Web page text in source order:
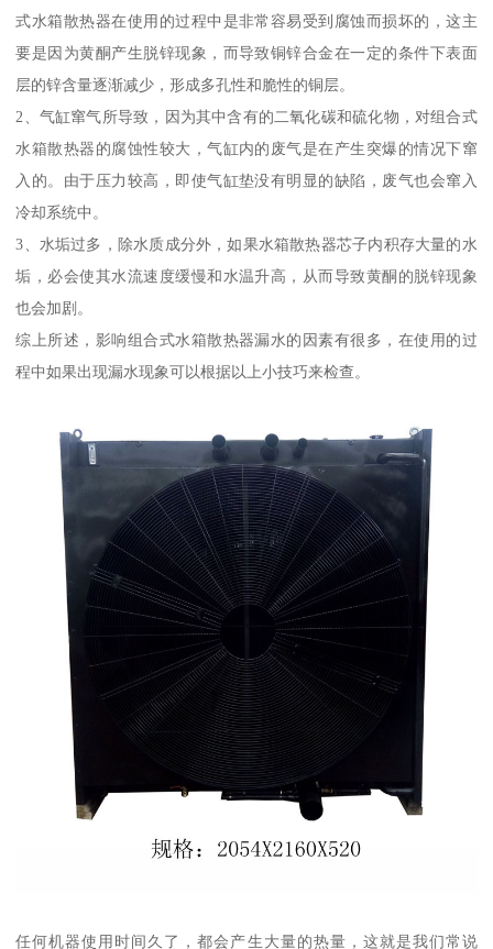
式水箱散热器在使用的过程中是非常容易受到腐蚀而损坏的，这主
要是因为黄酮产生脱锌现象，而导致铜锌合金在一定的条件下表面
层的锌含量逐渐减少，形成多孔性和脆性的铜层。
2、气缸窜气所导致，因为其中含有的二氧化碳和硫化物，对组合式
水箱散热器的腐蚀性较大，气缸内的废气是在产生突爆的情况下窜
入的。由于压力较高，即使气缸垫没有明显的缺陷，废气也会窜入
冷却系统中。
3、水垢过多，除水质成分外，如果水箱散热器芯子内积存大量的水
垢，必会使其水流速度缓慢和水温升高，从而导致黄酮的脱锌现象
也会加剧。
综上所述，影响组合式水箱散热器漏水的因素有很多，在使用的过
程中如果出现漏水现象可以根据以上小技巧来检查。
任何机器使用时间久了，都会产生大量的热量，这就是我们常说